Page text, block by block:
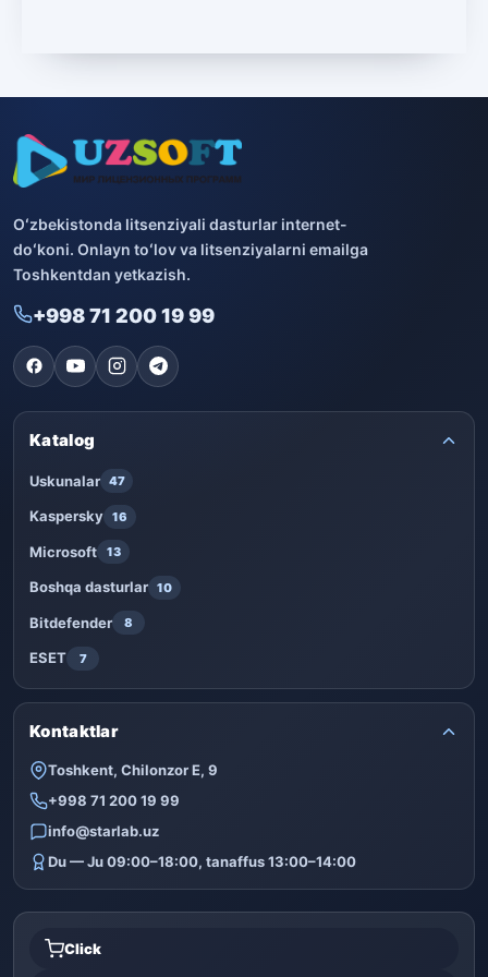
Boshqa dasturlar 10
ESET
PRO32
Dr.Web
Jivo
Oʻzbekistonda litsenziyali dasturlar internet-
doʻkoni. Onlayn toʻlov va litsenziyalarni emailga
Toshkentdan yetkazish.
+998 71 200 19 99
Katalog
Uskunalar 47
Kaspersky 16
Microsoft 13
Boshqa dasturlar 10
Bitdefender 8
ESET 7
Kontaktlar
Toshkent, Chilonzor E, 9
+998 71 200 19 99
info@starlab.uz
Du — Ju 09:00–18:00, tanaffus 13:00–14:00
Click